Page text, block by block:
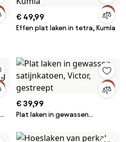
€ 49,99
Effen plat laken in tetra, Kumla
€ 39,99
Plat laken in gewassen